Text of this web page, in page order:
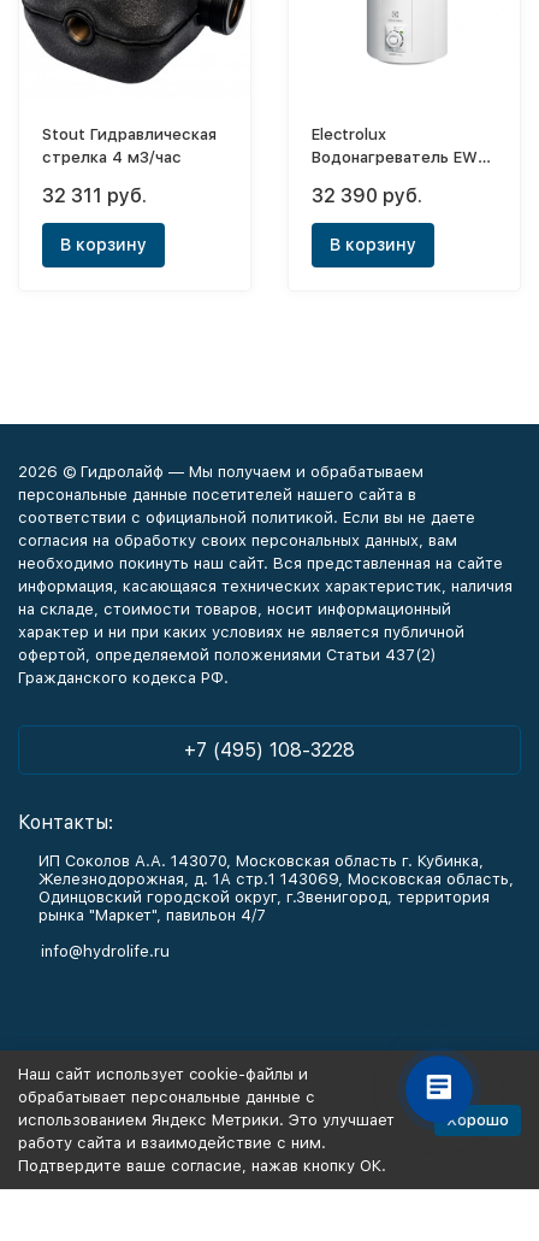
Stout Гидравлическая
стрелка 4 м3/час
32 311 руб.
В корзину
Electrolux
Водонагреватель EWH
32 390 руб.
В корзину
2026 © Гидролайф — Мы получаем и обрабатываем
персональные данные посетителей нашего сайта в
соответствии с официальной политикой. Если вы не даете
согласия на обработку своих персональных данных, вам
необходимо покинуть наш сайт. Вся представленная на сайте
информация, касающаяся технических характеристик, наличия
на складе, стоимости товаров, носит информационный
характер и ни при каких условиях не является публичной
офертой, определяемой положениями Статьи 437(2)
Гражданского кодекса РФ.
+7 (495) 108-3228
Контакты:
ИП Соколов А.А. 143070, Московская область г. Кубинка,
Железнодорожная, д. 1А стр.1 143069, Московская область,
Одинцовский городской округ, г.Звенигород, территория
рынка "Маркет", павильон 4/7
info@hydrolife.ru
Информация
Политика персональных данных
Наш сайт использует cookie-файлы и
обрабатывает персональные данные с
использованием Яндекс Метрики. Это улучшает
работу сайта и взаимодействие с ним.
Подтвердите ваше согласие, нажав кнопку ОК.
Хорошо